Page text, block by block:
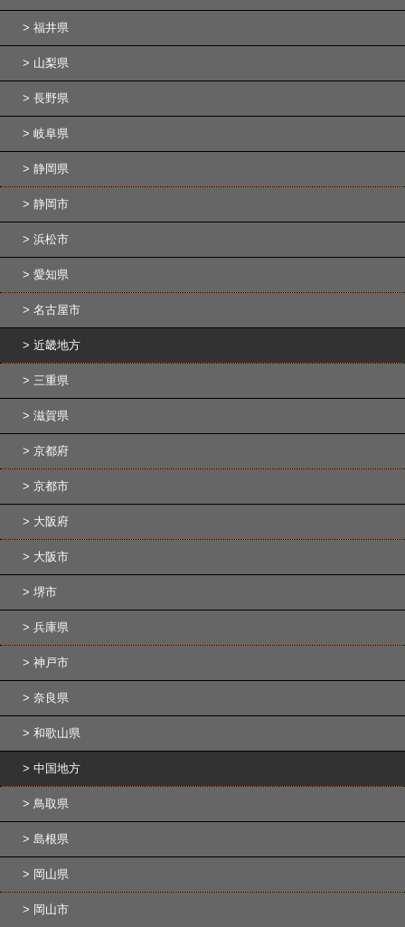
福井県
山梨県
長野県
岐阜県
静岡県
静岡市
浜松市
愛知県
名古屋市
近畿地方
三重県
滋賀県
京都府
京都市
大阪府
大阪市
堺市
兵庫県
神戸市
奈良県
和歌山県
中国地方
鳥取県
島根県
岡山県
岡山市